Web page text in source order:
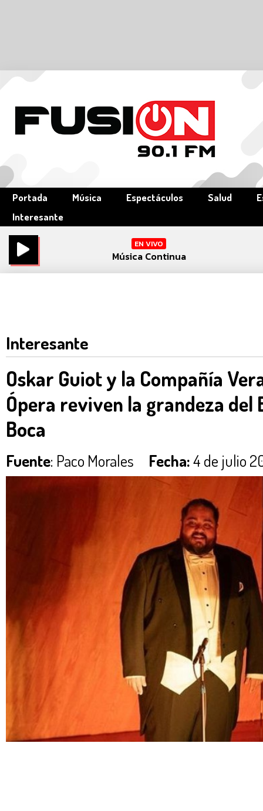
Portada Música Espectáculos Salud
Interesante
EN VIVO
Música Continua
Interesante
Oskar Guiot y la Compañía
Ópera reviven la grandeza del
Boca
Fuente: Paco Morales Fecha:4 de julio